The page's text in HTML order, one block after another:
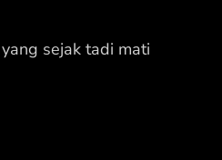
sejak tadi mati